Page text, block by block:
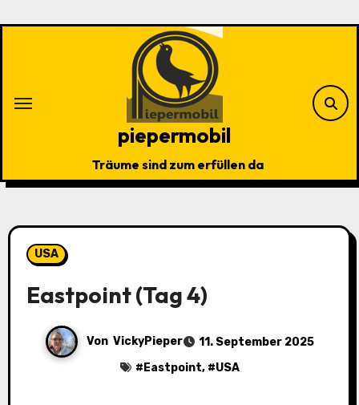
piepermobil
Träume sind zum erfüllen da
USA
Eastpoint (Tag 4)
Von VickyPieper
11. September 2025
# Eastpoint, #USA